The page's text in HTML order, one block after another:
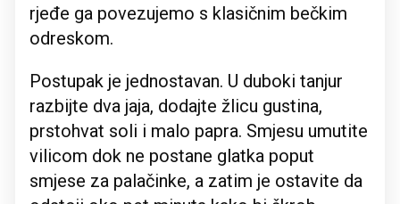
rjeđe ga povezujemo s klasičnim bečkim
odreskom.
Postupak je jednostavan. U duboki tanjur
razbijte dva jaja, dodajte žlicu gustina,
prstohvat soli i malo papra. Smjesu umutite
vilicom dok ne postane glatka poput
smjese za palačinke, a zatim je ostavite da